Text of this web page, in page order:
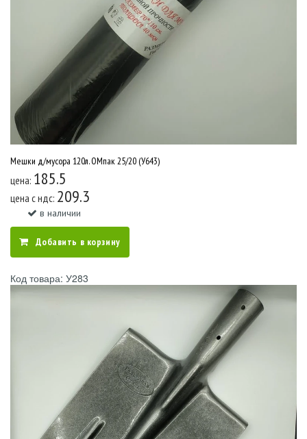
Мешки д/мусора 120л. ОМпак 25/20 (У643)
цена: 185.5
цена c ндс: 209.3
в наличии
Добавить в корзину
Код товара: У283